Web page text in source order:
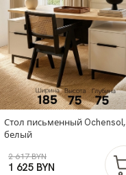
Стол письменный Ochensol,
белый
2 617 BYN
1 625 BYN